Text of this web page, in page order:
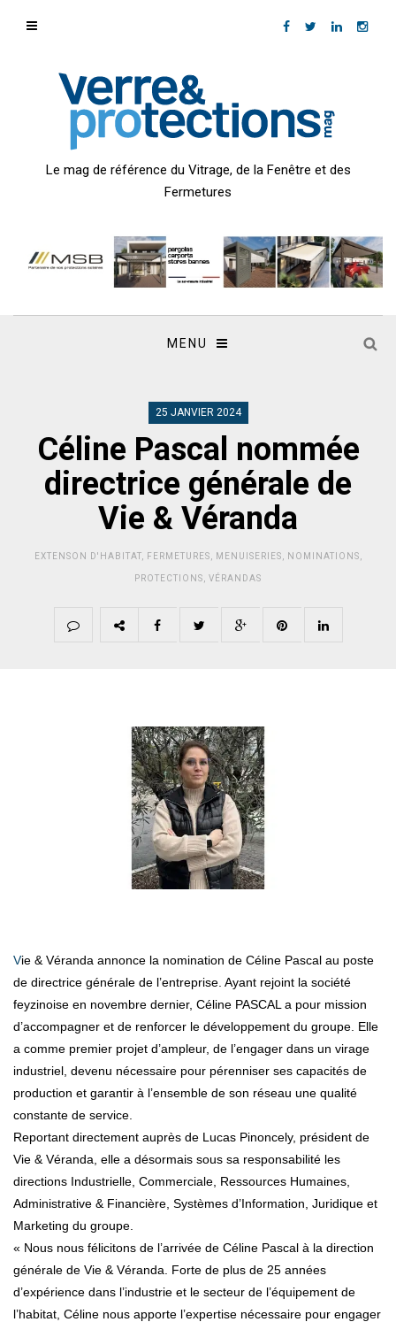
Le mag de référence du Vitrage, de la Fenêtre et des
Fermetures
MENU
25 JANVIER 2024
Céline Pascal nommée
directrice générale de
Vie & Véranda
EXTENSON D'HABITAT, FERMETURES MENUISERIES NOMINATIONS
PROTECTIONS VÉRANDAS
Vie & Véranda annonce la nomination de Céline Pascal au poste
de directrice générale de l’entreprise. Ayant rejoint la société
feyzinoise en novembre dernier, Céline PASCAL a pour mission
d’accompagner et de renforcer le développement du groupe. Elle
a comme premier projet d’ampleur, de l’engager dans un virage
industriel, devenu nécessaire pour pérenniser ses capacités de
production et garantir à l’ensemble de son réseau une qualité
constante de service.
Reportant directement auprès de Lucas Pinoncely, président de
Vie & Véranda, elle a désormais sous sa responsabilité les
directions Industrielle, Commerciale, Ressources Humaines,
Administrative & Financière, Systèmes d’Information, Juridique et
Marketing du groupe.
« Nous nous félicitons de l’arrivée de Céline Pascal à la direction
générale de Vie & Véranda. Forte de plus de 25 années
d’expérience dans l’industrie et le secteur de l’équipement de
l’habitat, Céline nous apporte l’expertise nécessaire pour engager